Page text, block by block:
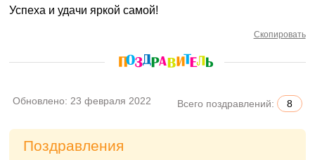
Успеха и удачи яркой самой!
Скопировать
Обновлено: 23 февраля 2022 Всего поздравлений: 8
Поздравления